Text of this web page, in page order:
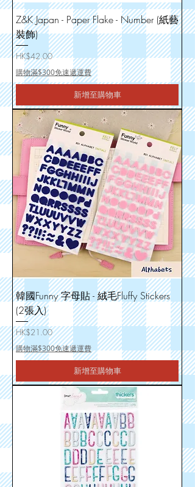
Z&K Japan - Paper Flake - Number (紙藝
裝飾)
價格
HK$42.00
購物滿$300免速遞運費
新增至購物車
韓國Funny 字母貼 - 絨毛Fluffy Stickers
(2張入)
價格
HK$21.00
購物滿$300免速遞運費
新增至購物車